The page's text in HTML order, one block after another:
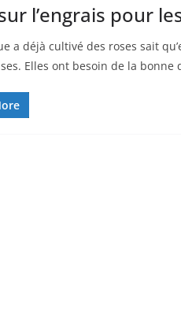
l’engrais pour
a déjà cultivé des roses sait
Elles ont besoin de la bonne